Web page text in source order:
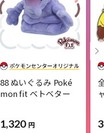
88 ぬいぐるみ Poké
mon fit ベトベター
1,320 円